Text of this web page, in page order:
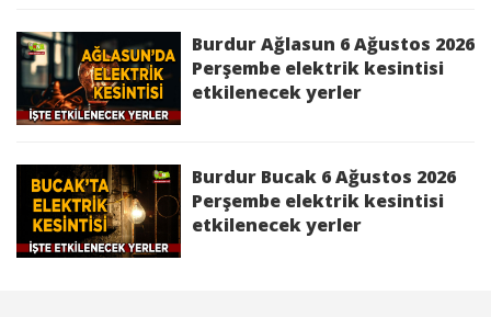
Burdur Ağlasun 6 Ağustos 2026
Perşembe elektrik kesintisi
etkilenecek yerler
Burdur Bucak 6 Ağustos 2026
Perşembe elektrik kesintisi
etkilenecek yerler